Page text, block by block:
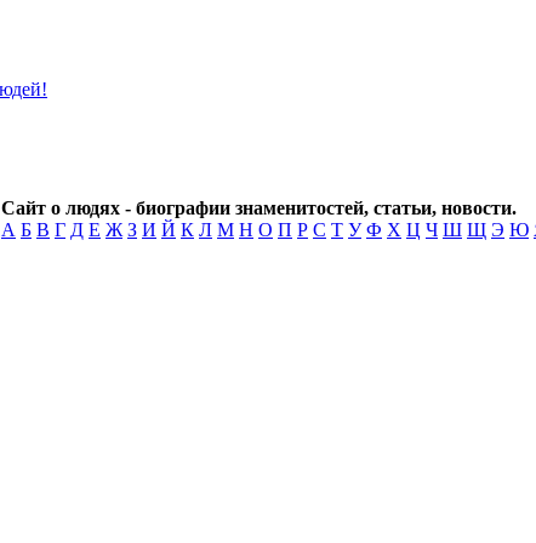
Сайт о людях - биографии знаменитостей, статьи, новости.
А Б В Г Д Е Ж З И Й К Л М Н О П Р С Т У Ф Х Ц Ч Ш Щ Э Ю